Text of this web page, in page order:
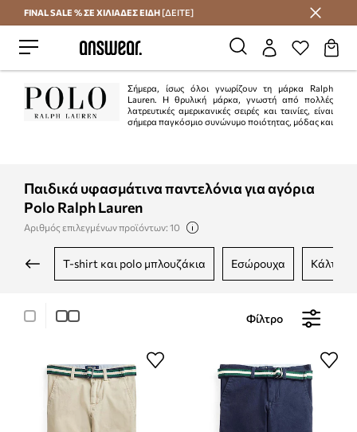
Εξοικονομήστε με το Answear Club
FINAL SALE % ΣΕ ΧΙΛΙΑΔΕΣ ΕΙΔΗ [ΔΕΙΤΕ]
Σήμερα, ίσως όλοι γνωρίζουν τη μάρκα Ralph
Lauren. Η θρυλική μάρκα, γνωστή από πολλές
λατρευτικές αμερικανικές σειρές και ταινίες, είναι
σήμερα παγκόσμιο συνώνυμο ποιότητας, μόδας και
Παιδικά υφασμάτινα παντελόνια για αγόρια
Polo Ralph Lauren
Αριθμός επιλεγμένων προϊόντων: 10
t-shirt και polo μπλουζάκια εσώρουχα κάλτσες
Φίλτρο